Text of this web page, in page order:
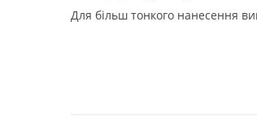
Для більш тонкого нанесення